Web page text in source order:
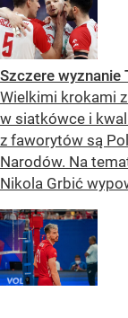
Szczere wyznanie
Wielkimi krokami
w siatkówce i
z faworytów są
Narodów. Na
Nikola Grbić